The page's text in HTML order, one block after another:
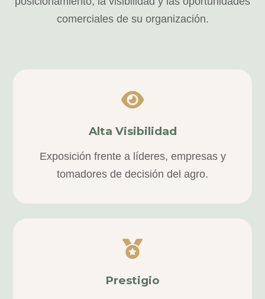
comerciales de su organización.
Alta Visibilidad
Exposición frente a líderes, empresas y
tomadores de decisión del agro.
Prestigio